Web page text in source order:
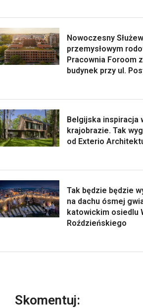
Nowoczesny
przemysłowym
Pracownia Foroom
budynek przy ul.
Belgijska inspiracja
krajobrazie. Tak
od Exterio
Tak będzie będzie
na dachu ósmej
katowickim osiedlu
Roździeńskiego
Skomentuj: